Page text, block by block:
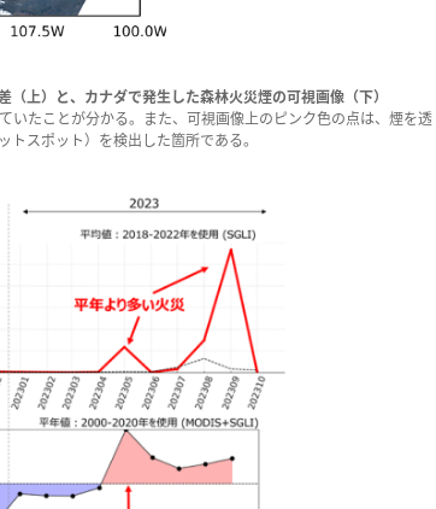
上）と、カナダで発生した森林火災煙の可視画像（下）
たことが分かる。また、可視画像上のピンク色の点は、煙を透
スポット）を検出した箇所である。